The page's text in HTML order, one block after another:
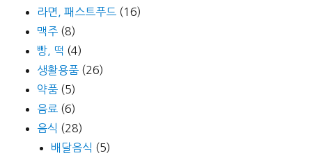
라면, 패스트푸드 (16)
맥주 (8)
빵, 떡 (4)
생활용품 (26)
약품 (5)
음료 (6)
음식 (28)
배달음식 (5)